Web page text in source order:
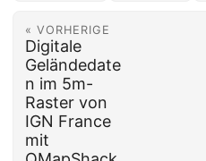
« VORHERIGE
Digitale
Geländedate
n im 5m-
Raster von
IGN France
mit